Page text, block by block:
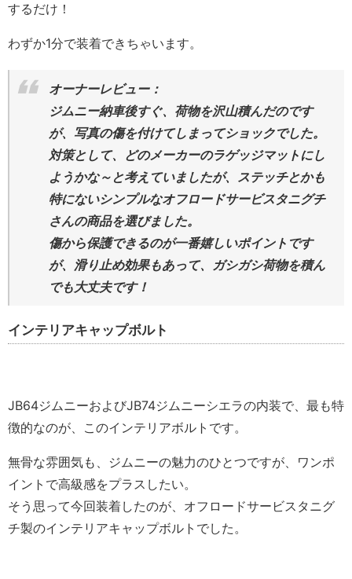
するだけ！
わずか1分で装着できちゃいます。
オーナーレビュー：
ジムニー納車後すぐ、荷物を沢山積んだのです
が、写真の傷を付けてしまってショックでした。
対策として、どのメーカーのラゲッジマットにし
ようかな～と考えていましたが、ステッチとかも
特にないシンプルなオフロードサービスタニグチ
さんの商品を選びました。
傷から保護できるのが一番嬉しいポイントです
が、滑り止め効果もあって、ガシガシ荷物を積ん
でも大丈夫です！
インテリアキャップボルト
JB64ジムニーおよびJB74ジムニーシエラの内装で、最も特
徴的なのが、このインテリアボルトです。
無骨な雰囲気も、ジムニーの魅力のひとつですが、ワンポ
イントで高級感をプラスしたい。
そう思って今回装着したのが、オフロードサービスタニグ
チ製のインテリアキャップボルトでした。